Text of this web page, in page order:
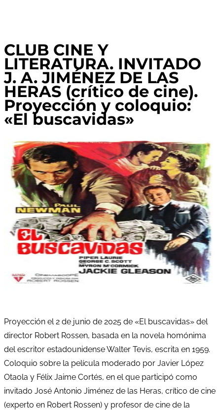
CLUB CINE Y
LITERATURA. INVITADO
J. A. JIMÉNEZ DE LAS
HERAS (crítico de cine).
Proyección y coloquio:
«El buscavidas»
Proyección el 2 de junio de 2025 de «El buscavidas» del
director Robert Rossen, basada en la novela homónima
del escritor estadounidense Walter Tevis, escrita en 1959.
Coloquio sobre la película moderado por Javier López
Otaola y Félix Jaime Cortés, en el que participó como
invitado José Antonio Jiménez de las Heras, crítico de cine
(experto en Robert Rossen) y profesor de cine de la